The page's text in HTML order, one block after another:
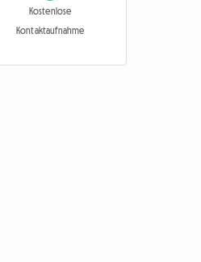
Kostenlose
Kontaktaufnahme